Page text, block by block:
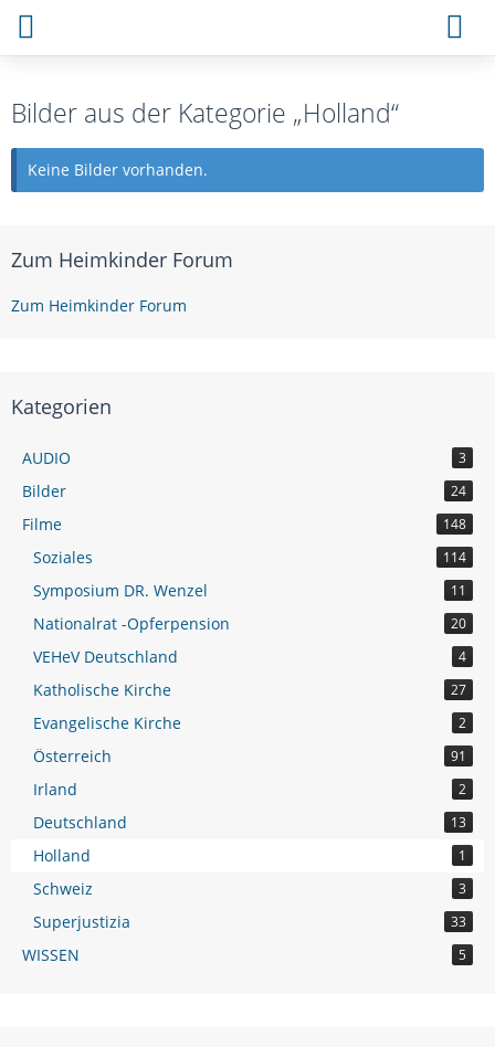
Bilder aus der Kategorie „Holland“
Keine Bilder vorhanden.
Zum Heimkinder Forum
Zum Heimkinder Forum
Kategorien
AUDIO 3
Bilder 24
Filme 148
Soziales 114
Symposium DR. Wenzel 11
Nationalrat -Opferpension 20
VEHeV Deutschland 4
Katholische Kirche 27
Evangelische Kirche 2
Österreich 91
Irland 2
Deutschland 13
Holland 1
Schweiz 3
Superjustizia 33
WISSEN 5